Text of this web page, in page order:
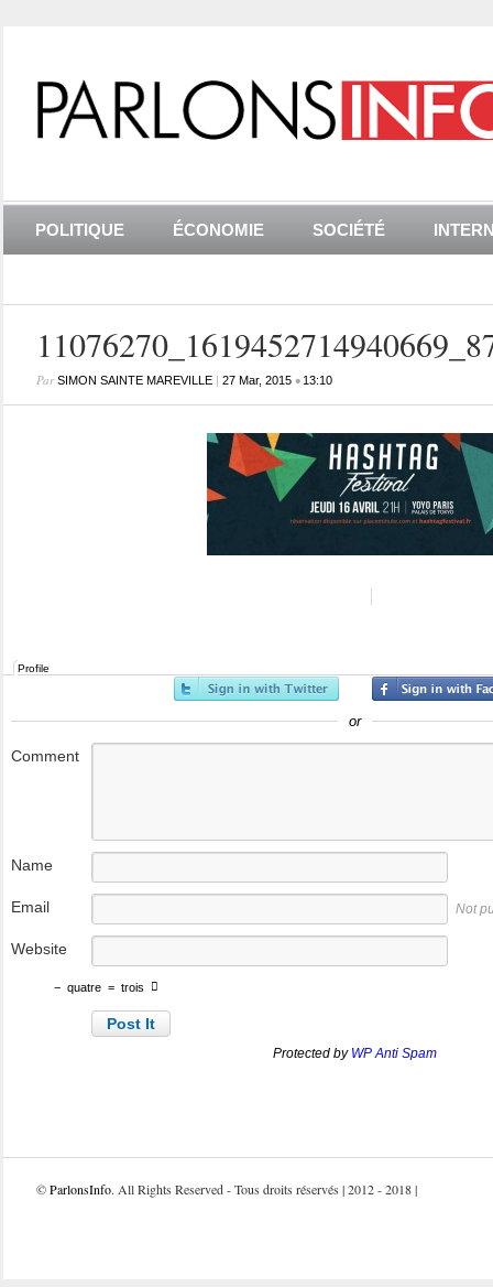
POLITIQUE ÉCONOMIE SOCIÉTÉ
ParSIMON SAINTE MAREVILLE| 27 Mar, 2015• 13:10
Profile
or
Comment
Name
Email Not
Website
− quatre = trois
Protected by WP Anti Spam
©ParlonsInfo. All Rights Reserved - Tous droits réservés | 2012 - 2018 |